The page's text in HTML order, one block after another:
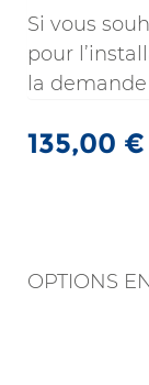
135,00 €
OPTIONS
Si vous
pour
la